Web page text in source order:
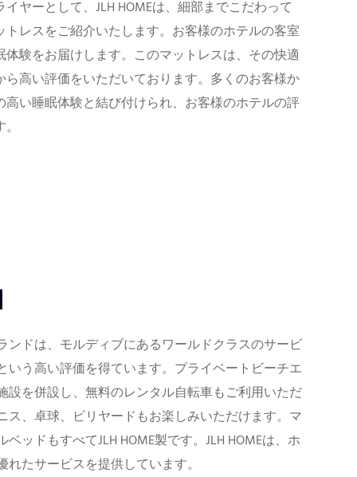
ヤーとして、JLH HOMEは、細部までこだわって
レスをご紹介いたします。お客様のホテルの客室
験をお届けします。このマットレスは、その快適
高い評価をいただいております。多くのお客様か
い睡眠体験と結び付けられ、お客様のホテルの評
ンドは、モルディブにあるワールドクラスのサービ
いう高い評価を得ています。プライベートビーチエ
設を併設し、無料のレンタル自転車もご利用いただ
ス、卓球、ビリヤードもお楽しみいただけます。マ
ッドもすべてJLH HOME製です。JLH HOMEは、ホ
たサービスを提供しています。